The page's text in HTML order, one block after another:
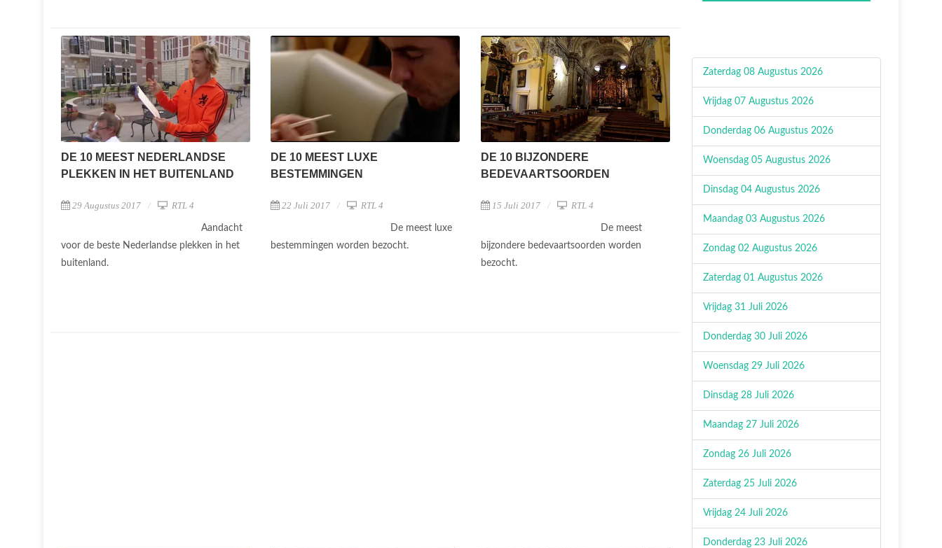
DE 10 MEEST NEDERLANDSE
PLEKKEN IN HET BUITENLAND
29 Augustus 2017 RTL 4
Aandacht
voor de beste Nederlandse plekken in het
buitenland.
DE 10 MEEST LUXE
BESTEMMINGEN
22 Juli 2017 RTL 4
De meest luxe
bestemmingen worden bezocht.
DE 10 BIJZONDERE
BEDEVAARTSOORDEN
15 Juli 2017 RTL 4
De meest
bijzondere bedevaartsoorden worden
bezocht.
Zaterdag 08 Augustus 2026
Vrijdag 07 Augustus 2026
Donderdag 06 Augustus 2026
Woensdag 05 Augustus 2026
Dinsdag 04 Augustus 2026
Maandag 03 Augustus 2026
Zondag 02 Augustus 2026
Zaterdag 01 Augustus 2026
Vrijdag 31 Juli 2026
Donderdag 30 Juli 2026
Woensdag 29 Juli 2026
Dinsdag 28 Juli 2026
Maandag 27 Juli 2026
Zondag 26 Juli 2026
Zaterdag 25 Juli 2026
Vrijdag 24 Juli 2026
Donderdag 23 Juli 2026